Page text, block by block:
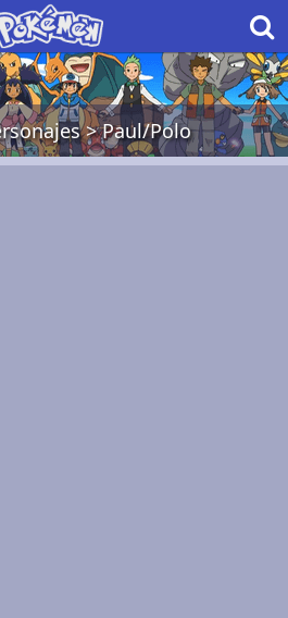
>Paul/Polo